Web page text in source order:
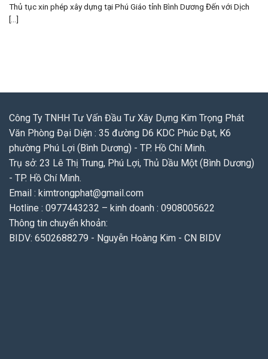
Thủ tục xin phép xây dựng tại Phú Giáo tỉnh Bình Dương Đến với Dịch
[...]
Công Ty TNHH Tư Vấn Đầu Tư Xây Dựng Kim Trọng Phát
Văn Phòng Đại Diện : 35 đường D6 KDC Phúc Đạt, K6
phường Phú Lợi (Bình Dương) - TP. Hồ Chí Minh.
Trụ sở: 23 Lê Thị Trung, Phú Lợi, Thủ Dầu Một (Bình Dương)
- TP. Hồ Chí Minh.
Email : kimtrongphat@gmail.com
Hotline : 0977443232 – kinh doanh : 0908005622
Thông tin chuyển khoản:
BIDV: 6502688279 - Nguyễn Hoàng Kim - CN BIDV